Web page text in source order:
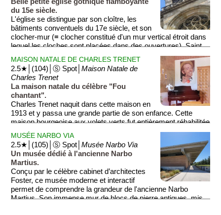
du 15e siècle.
L'église se distingue par son cloître, les
bâtiments conventuels du 17e siècle, et son
clocher-mur (≡ clocher constitué d'un mur vertical étroit dans
lequel les cloches sont placées dans des ouvertures). Saint
Sébastien fut un martyr romain ayant vécu au 3e siècle.
MAISON NATALE DE CHARLES TRENET
2.5★│(104)│Ⓢ Spot│Maison Natale de
Charles Trenet
La maison natale du célèbre "Fou
chantant".
Charles Trenet naquit dans cette maison en
1913 et y passa une grande partie de son enfance. Cette
maison bourgeoise aux volets verts fut entièrement réhabilitée
et transformée en musée pour offrir un voyage dans le temps
et dans l'imaginaire de l'artiste. On y trouve des meubles de
famille, des objets personnels, des affiches, des photos et
des souvenirs. La voix de Charles Trenet vous accompagne
dans chaque pièce, et des archives interactives permettent
de redécouvrir ses plus grands succès (La Mer, Douce
France, Revoir Paris...).
MUSÉE NARBO VIA
2.5★│(105)│Ⓢ Spot│Musée Narbo Via
Un musée dédié à l'ancienne Narbo
Martius.
Conçu par le célèbre cabinet d’architectes
Foster, ce musée moderne et interactif
permet de comprendre la grandeur de l'ancienne Narbo
Martius. Son immense mur de blocs de pierre antiques, mis